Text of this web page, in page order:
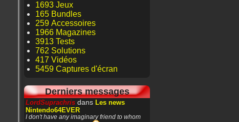
1693 Jeux
165 Bundles
259 Accessoires
1966 Magazines
3913 Tests
762 Solutions
417 Vidéos
5459 Captures d'écran
Derniers messages
LordSuprachris dans Les news
Nintendo64EVER
I don't have any imaginary friend to whom